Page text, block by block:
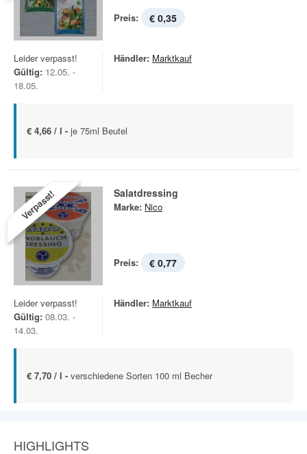
Preis: € 0,35
Leider verpasst!
Gültig: 12.05. -
18.05.
Händler: Marktkauf
€ 4,66 / l - je 75ml Beutel
Verpasst! Salatdressing
Marke: Nico
Preis: € 0,77
Leider verpasst!
Gültig: 08.03. -
14.03.
Händler: Marktkauf
€ 7,70 / l - verschiedene Sorten 100 ml Becher
HIGHLIGHTS